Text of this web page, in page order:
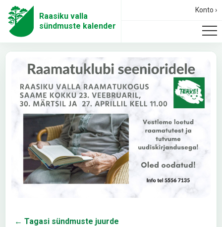
Raasiku valla
sündmuste kalender
Konto ›
← Tagasi sündmuste juurde